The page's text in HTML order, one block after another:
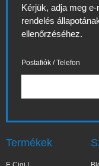
Kérjük, adja meg
rendelés
ellenőrzéséhez.
Postafiók / Telefon
Termékek